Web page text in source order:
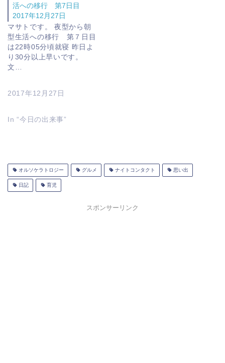
活への移行 第7日目
2017年12月27日
マサトです。 夜型から朝
型生活への移行 第７日目
は22時05分頃就寝 昨日よ
り30分以上早いです。
文…
2017年12月27日
In “今日の出来事”
オルソケラトロジー グルメ ナイトコンタクト 思い出
日記 育児
スポンサーリンク